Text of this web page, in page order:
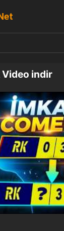
Video indir